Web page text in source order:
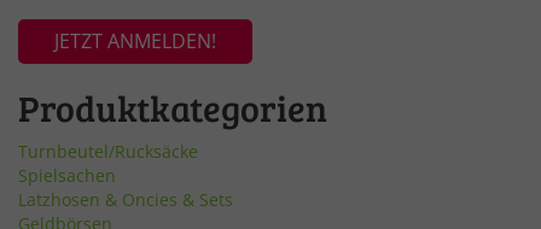
JETZT ANMELDEN!
Produktkategorien
Turnbeutel/Rucksäcke
Spielsachen
Latzhosen & Oncies & Sets
Geldbörsen